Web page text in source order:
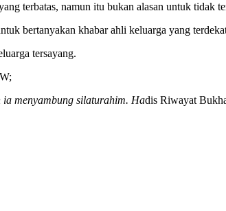
terbatas, namun itu bukan alasan untuk tidak
bertanyakan khabar ahli keluarga yang
tersayang.
ia menyambung silaturahim. Hadis Riwayat